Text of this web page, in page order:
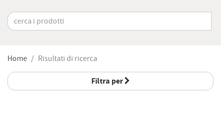
Home Risultati di ricerca
Filtra per